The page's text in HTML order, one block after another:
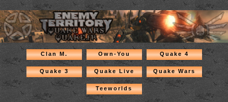
Clan M. Own-You Quake 4
Quake 3 Quake Live Quake Wars
Teeworlds